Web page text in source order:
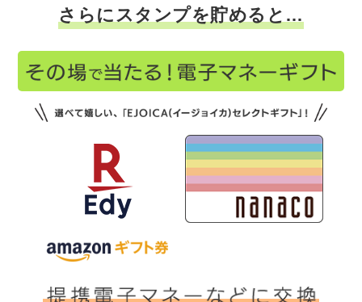
さらにスタンプを貯めると…